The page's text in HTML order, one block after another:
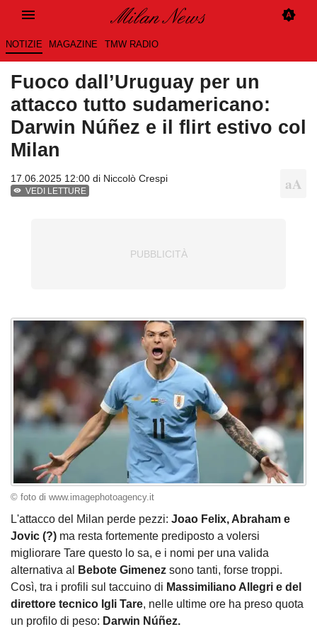
NOTIZIE MAGAZINE TMW RADIO
Fuoco dall’Uruguay per un
attacco tutto sudamericano:
Darwin Núñez e il flirt estivo col
Milan
17.06.2025 12:00 di Niccolò Crespi
VEDI LETTURE
© foto di www.imagephotoagency.it
L'attacco del Milan perde pezzi: Joao Felix, Abraham e
Jovic (?) ma resta fortemente prediposto a volersi
migliorare Tare questo lo sa, e i nomi per una valida
alternativa al
Bebote Gimenez sono tanti, forse troppi.
Così, tra i profili sul taccuino di Massimiliano Allegri e del
direttore tecnico Igli Tare, nelle ultime ore ha preso quota
un profilo di peso: Darwin Núñez.